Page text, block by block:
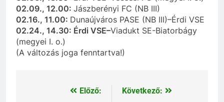
02.09., 12.00: Jászberényi FC (NB III)
02.16., 11.00: Dunaújváros PASE (NB III)–Érdi VSE
02.24., 14.30: Érdi VSE–Viadukt SE-Biatorbágy
(megyei I. o.)
(A változás joga fenntartva!)
BejegyzésElőző:
Következő: